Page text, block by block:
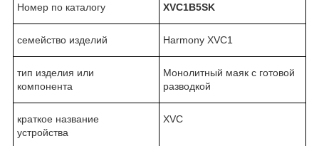
Номер по каталогу XVC1B5SK
семейство изделий Harmony XVC1
тип изделия или
компонента
Монолитный маяк с готовой
разводкой
краткое название
устройства
XVC